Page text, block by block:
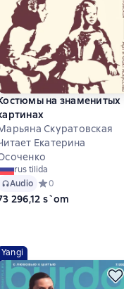
на знаменитых
Скуратовская
Екатерина
rus tilida
Audio Средний рейтинг 0
0
296,12 s`om
Yangi